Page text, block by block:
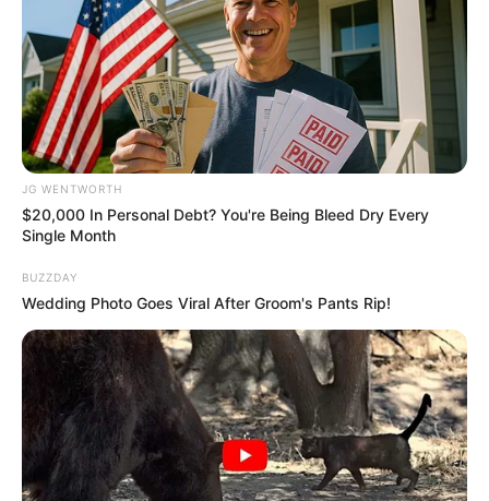
The Rarest And Most Valuable Card In The Whole
World
BRAINBERRIES
The Most Surprising Things About FIFA World Cup
2026
BRAINBERRIES
JG WENTWORTH
$20,000 In Personal Debt? You're Being Bleed Dry Every
Single Month
BUZZDAY
Wedding Photo Goes Viral After Groom's Pants Rip!